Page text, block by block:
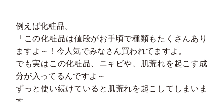
例えば化粧品。
「この化粧品は値段がお手頃で種類もたくさんあり
ますよ～！今人気でみなさん買われてますよ。
でも実はこの化粧品、ニキビや、肌荒れを起こす成
分が入ってるんですよ～
ずっと使い続けていると肌荒れを起こしてしまいま